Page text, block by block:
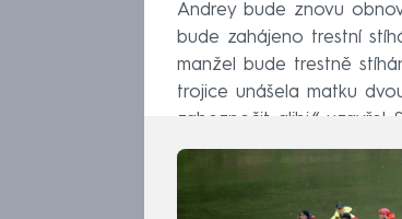
Andrey bude znovu
bude zahájeno trestní
manžel bude trestně
trojice unášela matku
zabezpečit alibi,“ uzavřel